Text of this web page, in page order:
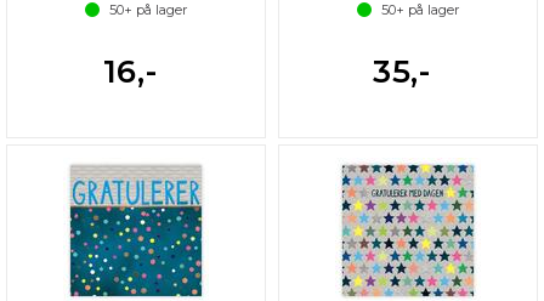
50+ på lager
16,-
50+ på lager
35,-